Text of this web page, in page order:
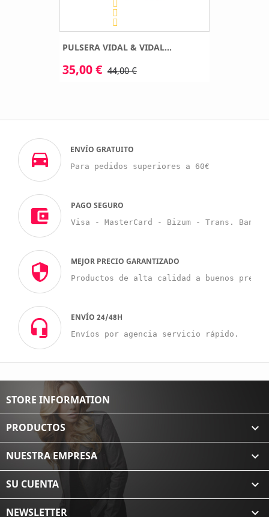
PULSERA VIDAL & VIDAL...
35,00 € 44,00 €
ENVÍO GRATUITO
Para pedidos superiores a 60€
PAGO SEGURO
Visa - MasterCard - Bizum - Trans.
MEJOR PRECIO GARANTIZADO
Productos de alta calidad a buenos
ENVÍO 24/48H
Envíos por agencia servicio rápido.
STORE INFORMATION
PRODUCTOS 
NUESTRA EMPRESA 
SU CUENTA 
NEWSLETTER 